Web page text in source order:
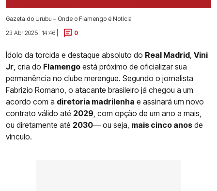
Gazeta do Urubu – Onde o Flamengo é Notícia
23 Abr 2025 | 14:46 |
0
Ídolo da torcida e destaque absoluto do Real Madrid, Vini
Jr, cria do Flamengo está próximo de oficializar sua
permanência no clube merengue. Segundo o jornalista
Fabrizio Romano, o atacante brasileiro já chegou a um
acordo com a diretoria madrilenha e assinará um novo
contrato válido até 2029, com opção de um ano a mais,
ou diretamente até 2030— ou seja, mais cinco anos de
vínculo.